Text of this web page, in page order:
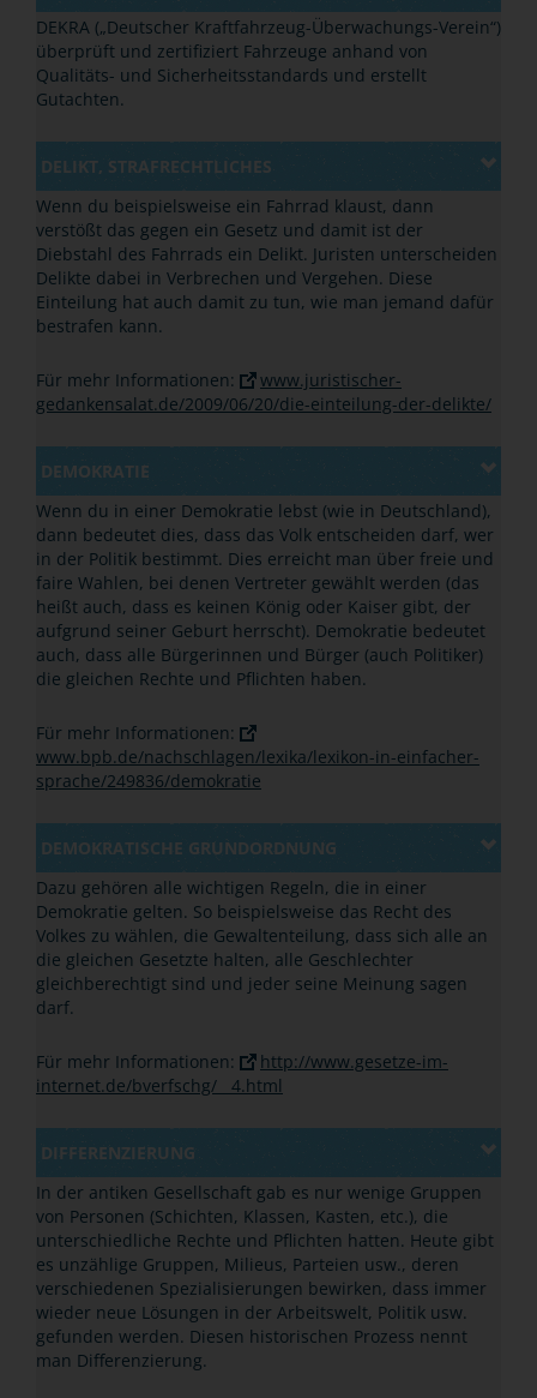
DEKRA („Deutscher Kraftfahrzeug-Überwachungs-Verein“)
überprüft und zertifiziert Fahrzeuge anhand von
Qualitäts- und Sicherheitsstandards und erstellt
Gutachten.
DELIKT, STRAFRECHTLICHES
Wenn du beispielsweise ein Fahrrad klaust, dann
verstößt das gegen ein Gesetz und damit ist der
Diebstahl des Fahrrads ein Delikt. Juristen unterscheiden
Delikte dabei in Verbrechen und Vergehen. Diese
Einteilung hat auch damit zu tun, wie man jemand dafür
bestrafen kann.
Für mehr Informationen:
www.juristischer-
gedankensalat.de/2009/06/20/die-einteilung-der-delikte/
DEMOKRATIE
Wenn du in einer Demokratie lebst (wie in Deutschland),
dann bedeutet dies, dass das Volk entscheiden darf, wer
in der Politik bestimmt. Dies erreicht man über freie und
faire Wahlen, bei denen Vertreter gewählt werden (das
heißt auch, dass es keinen König oder Kaiser gibt, der
aufgrund seiner Geburt herrscht). Demokratie bedeutet
auch, dass alle Bürgerinnen und Bürger (auch Politiker)
die gleichen Rechte und Pflichten haben.
Für mehr Informationen:
www.bpb.de/nachschlagen/lexika/lexikon-in-einfacher-
sprache/249836/demokratie
DEMOKRATISCHE GRUNDORDNUNG
Dazu gehören alle wichtigen Regeln, die in einer
Demokratie gelten. So beispielsweise das Recht des
Volkes zu wählen, die Gewaltenteilung, dass sich alle an
die gleichen Gesetzte halten, alle Geschlechter
gleichberechtigt sind und jeder seine Meinung sagen
darf.
Für mehr Informationen:
http://www.gesetze-im-
internet.de/bverfschg/__4.html
DIFFERENZIERUNG
In der antiken Gesellschaft gab es nur wenige Gruppen
von Personen (Schichten, Klassen, Kasten, etc.), die
unterschiedliche Rechte und Pflichten hatten. Heute gibt
es unzählige Gruppen, Milieus, Parteien usw., deren
verschiedenen Spezialisierungen bewirken, dass immer
wieder neue Lösungen in der Arbeitswelt, Politik usw.
gefunden werden. Diesen historischen Prozess nennt
man Differenzierung.